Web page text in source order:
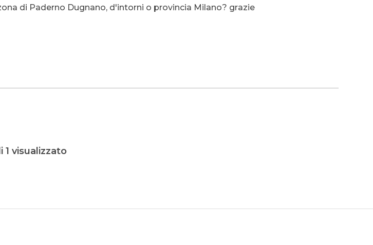
di Paderno Dugnano, d'intorni o provincia Milano? grazie
1 visualizzato